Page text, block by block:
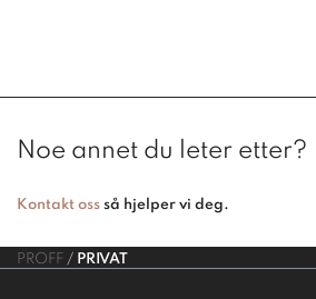
Noe annet du leter etter?
Kontakt oss så hjelper vi deg.
PROFF PRIVAT